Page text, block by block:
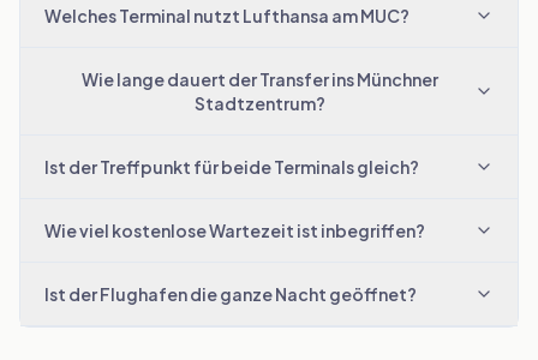
Welches Terminal nutzt Lufthansa am MUC?
Wie lange dauert der Transfer ins Münchner
Stadtzentrum?
Ist der Treffpunkt für beide Terminals gleich?
Wie viel kostenlose Wartezeit ist inbegriffen?
Ist der Flughafen die ganze Nacht geöffnet?